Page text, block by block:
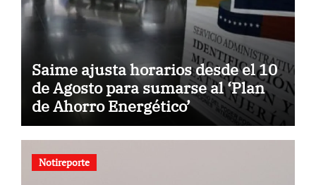
Saime ajusta horarios desde el 10
de Agosto para sumarse al ‘Plan
de Ahorro Energético’
Notireporte